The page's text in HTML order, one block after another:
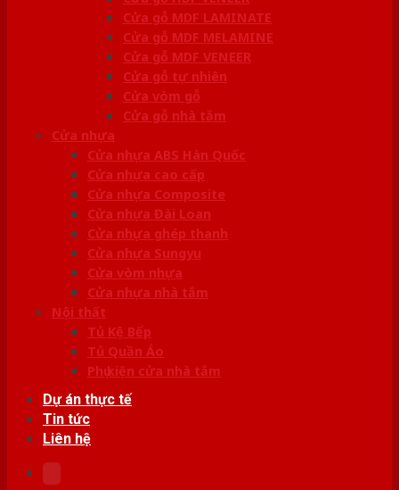
Cửa gỗ MDF LAMINATE
Cửa gỗ MDF MELAMINE
Cửa gỗ MDF VENEER
Cửa gỗ tự nhiên
Cửa vòm gỗ
Cửa gỗ nhà tắm
Cửa nhựa
Cửa nhựa ABS Hàn Quốc
Cửa nhựa cao cấp
Cửa nhựa Composite
Cửa nhựa Đài Loan
Cửa nhựa ghép thanh
Cửa nhựa Sungyu
Cửa vòm nhựa
Cửa nhựa nhà tắm
Nội thất
Tủ Kệ Bếp
Tủ Quần Áo
Phụ kiện cửa nhà tắm
Dự án thực tế
Tin tức
Liên hệ